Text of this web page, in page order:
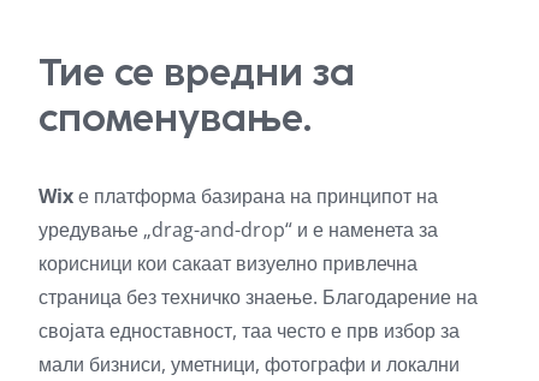
Тие се вредни за
споменување.
Wixе платформа базирана на принципот на
уредување „drag-and-drop“ и е наменета за
корисници кои сакаат визуелно привлечна
страница без техничко знаење. Благодарение на
својата едноставност, таа често е прв избор за
мали бизниси, уметници, фотографи и локални